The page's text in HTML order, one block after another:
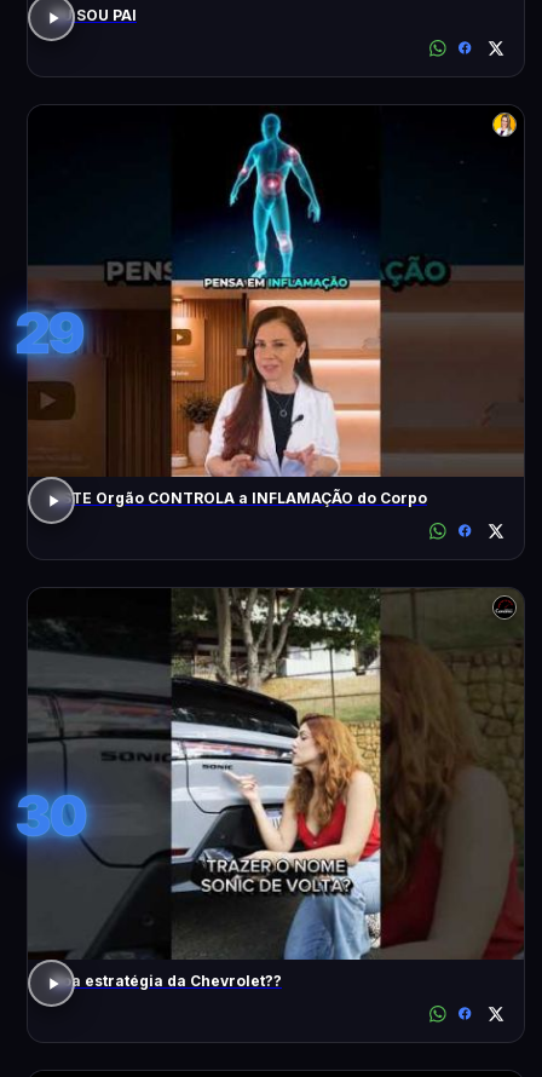
EU SOU PAI
29
ESTE Orgão CONTROLA a INFLAMAÇÃO do Corpo
30
Boa estratégia da Chevrolet??